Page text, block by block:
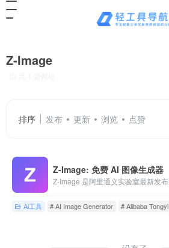
Z-Image
排序 发布 更新 浏览 点赞
Z-Image: 免费 AI 图像生成器
Ai工具 # AI Image Generator # Alibaba Tongyi